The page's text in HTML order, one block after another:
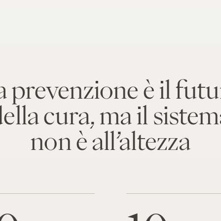
prevenzione è il
cura, ma il
non è all’altezza